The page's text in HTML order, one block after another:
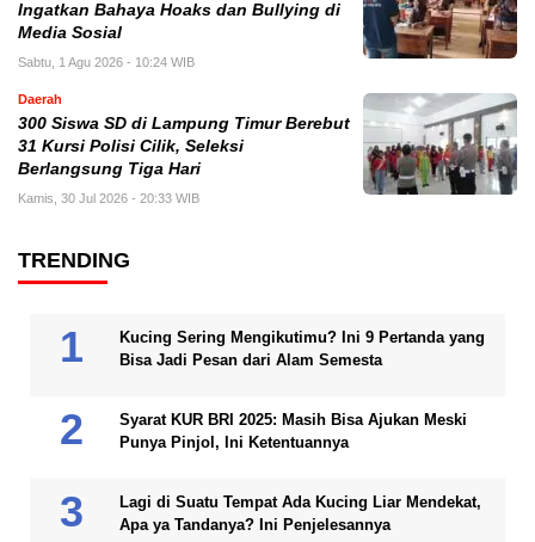
Ingatkan Bahaya Hoaks dan Bullying di
Media Sosial
Sabtu, 1 Agu 2026 - 10:24 WIB
Daerah
300 Siswa SD di Lampung Timur Berebut
31 Kursi Polisi Cilik, Seleksi
Berlangsung Tiga Hari
Kamis, 30 Jul 2026 - 20:33 WIB
TRENDING
Kucing Sering Mengikutimu? Ini 9 Pertanda yang
Bisa Jadi Pesan dari Alam Semesta
Syarat KUR BRI 2025: Masih Bisa Ajukan Meski
Punya Pinjol, Ini Ketentuannya
Lagi di Suatu Tempat Ada Kucing Liar Mendekat,
Apa ya Tandanya? Ini Penjelesannya